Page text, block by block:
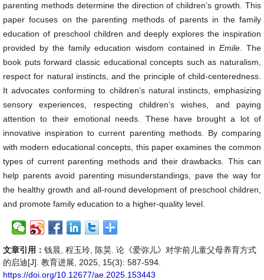
parenting methods determine the direction of children’s growth. This
paper focuses on the parenting methods of parents in the family
education of preschool children and deeply explores the inspiration
provided by the family education wisdom contained in Emile. The
book puts forward classic educational concepts such as naturalism,
respect for natural instincts, and the principle of child-centeredness.
It advocates conforming to children’s natural instincts, emphasizing
sensory experiences, respecting children’s wishes, and paying
attention to their emotional needs. These have brought a lot of
innovative inspiration to current parenting methods. By comparing
with modern educational concepts, this paper examines the common
types of current parenting methods and their drawbacks. This can
help parents avoid parenting misunderstandings, pave the way for
the healthy growth and all-round development of preschool children,
and promote family education to a higher-quality level.
文章引用： 钱晨, 程玉玲, 陈昊. 论《爱弥儿》对学前儿童父母养育方式
的启迪[J]. 教育进展, 2025, 15(3): 587-594.
https://doi.org/10.12677/ae.2025.153443